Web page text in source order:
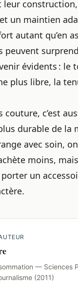
leur
un maintien
autant qu’en
peuvent
évidents : le
plus libre, la
couture, c’est
durable de la
avec soin,
moins,
un
— Sciences
(2011)